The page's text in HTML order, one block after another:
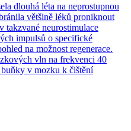
dlouhá léta na neprostupnou
většině léků proniknout
neurostimulace
impulsů o specifické
na možnost regenerace.
vln na frekvenci 40
v mozku k čištění